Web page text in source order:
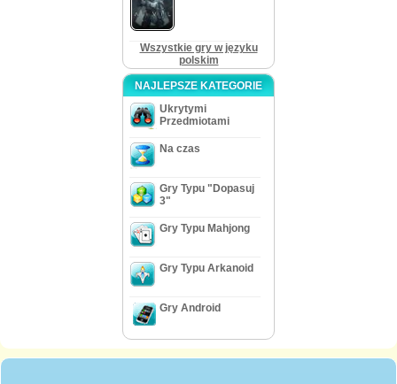
Wszystkie gry w języku
polskim
NAJLEPSZE KATEGORIE
Ukrytymi
Przedmiotami
Na czas
Gry Typu "Dopasuj
3"
Gry Typu Mahjong
Gry Typu Arkanoid
Gry Android